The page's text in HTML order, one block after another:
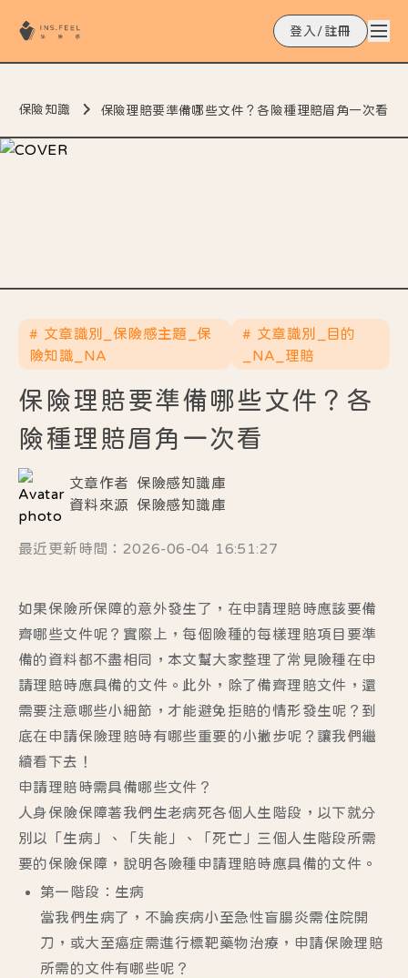
登入/註冊
保險知識 保險理賠要準備哪些文件？各險種理賠眉角一次看
# 文章識別_保險感主題_保
險知識_NA
# 文章識別_目的
_NA_理賠
保險理賠要準備哪些文件？各
險種理賠眉角一次看
文章作者
保險感知識庫
資料來源
保險感知識庫
最近更新時間：2026-06-04 16:51:27
如果保險所保障的意外發生了，在申請理賠時應該要備
齊哪些文件呢？實際上，每個險種的每樣理賠項目要準
備的資料都不盡相同，本文幫大家整理了常見險種在申
請理賠時應具備的文件。此外，除了備齊理賠文件，還
需要注意哪些小細節，才能避免拒賠的情形發生呢？到
底在申請保險理賠時有哪些重要的小撇步呢？讓我們繼
續看下去！
申請理賠時需具備哪些文件？
人身保險保障著我們生老病死各個人生階段，以下就分
別以「生病」、「失能」、「死亡」三個人生階段所需
要的保險保障，說明各險種申請理賠時應具備的文件。
第一階段：生病
當我們生病了，不論疾病小至急性盲腸炎需住院開
刀，或大至癌症需進行標靶藥物治療，申請保險理賠
所需的文件有哪些呢？